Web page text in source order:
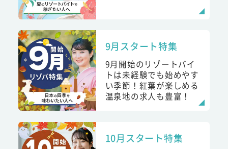
9月スタート特集
9月開始のリゾートバイ
トは未経験でも始めやす
い季節！紅葉が楽しめる
温泉地の求人も豊富！
10月スタート特集